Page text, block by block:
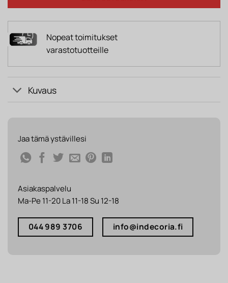
Nopeat toimitukset
varastotuotteille
Kuvaus
Jaa tämä ystävillesi
Asiakaspalvelu
Ma-Pe 11-20 La 11-18 Su 12-18
044 989 3706 info@indecoria.fi